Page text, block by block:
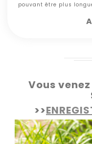
pouvant être plus
Vous
>>